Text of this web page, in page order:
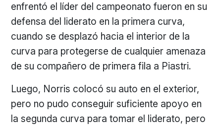
enfrentó el líder del campeonato fueron en su
defensa del liderato en la primera curva,
cuando se desplazó hacia el interior de la
curva para protegerse de cualquier amenaza
de su compañero de primera fila a Piastri.
Luego, Norris colocó su auto en el exterior,
pero no pudo conseguir suficiente apoyo en
la segunda curva para tomar el liderato, pero